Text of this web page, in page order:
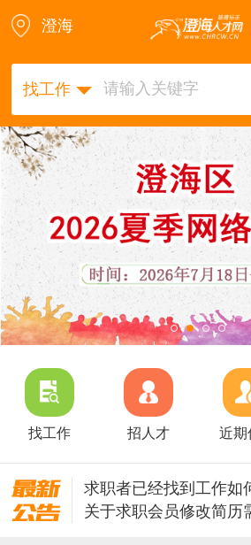
澄海
找工作
找工作 招人才 近期
求职者已经找到工作如
关于求职会员修改简历